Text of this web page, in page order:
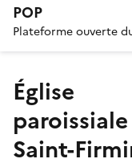
POP
Plateforme ouverte
église
paroissiale
Saint-